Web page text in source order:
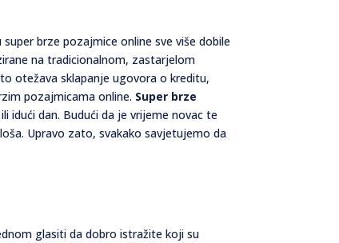
brze pozajmice online sve više dobile
na tradicionalnom, zastarjelom
otežava sklapanje ugovora o kreditu,
pozajmicama online. Super brze
idući dan. Budući da je vrijeme novac te
Upravo zato, svakako savjetujemo da
glasiti da dobro istražite koji su